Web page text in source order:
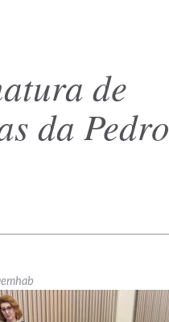
de
da Pedro